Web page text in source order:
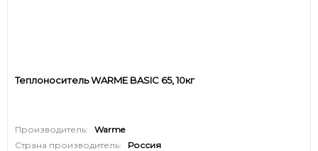
Теплоноситель WARME BASIC 65, 10кг
Производитель:
Warme
Страна производитель:
Россия